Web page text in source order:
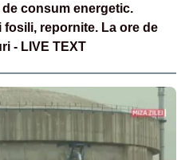
consum energetic.
repornite. La ore de
- LIVE TEXT